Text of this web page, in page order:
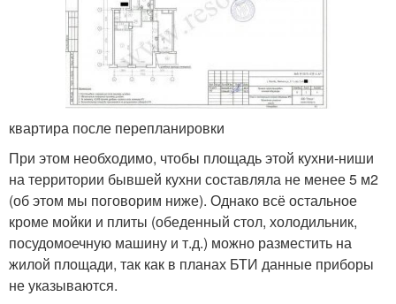
квартира после перепланировки
При этом необходимо, чтобы площадь этой кухни-ниши
на территории бывшей кухни составляла не менее 5 м2
(об этом мы поговорим ниже). Однако всё остальное
кроме мойки и плиты (обеденный стол, холодильник,
посудомоечную машину и т.д.) можно разместить на
жилой площади, так как в планах БТИ данные приборы
не указываются.